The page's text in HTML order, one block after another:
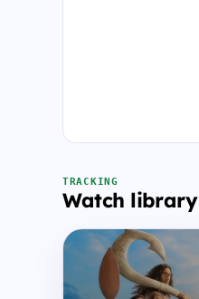
TRACKING
Watch library